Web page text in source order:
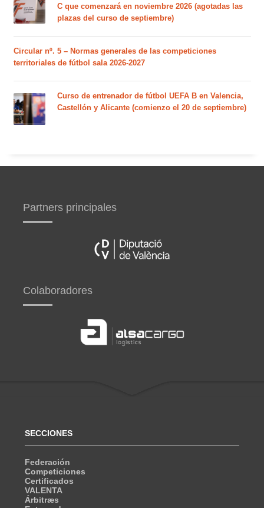
C que comenzará en noviembre 2026 (agotadas las
plazas del curso de septiembre)
Circular nº. 5 – Normas generales de las competiciones
territoriales de fútbol sala 2026-2027
Curso de entrenador de fútbol UEFA B en Valencia,
Castellón y Alicante (comienzo el 20 de septiembre)
Partners principales
Colaboradores
SECCIONES
Federación
Competiciones
Certificados
VALENTA
Árbitræs